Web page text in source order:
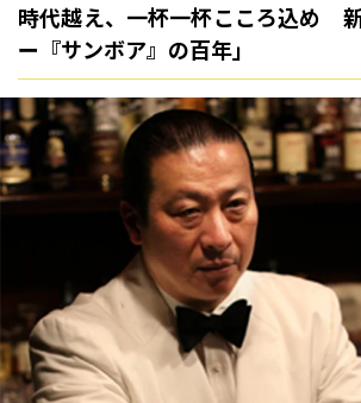
時代越え、一杯一杯こころ込め
ー『サンボア』の百年」